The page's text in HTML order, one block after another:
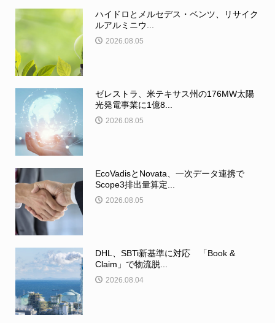
ハイドロとメルセデス・ベンツ、リサイク
ルアルミニウ...
2026.08.05
ゼレストラ、米テキサス州の176MW太陽
光発電事業に1億8...
2026.08.05
EcoVadisとNovata、一次データ連携で
Scope3排出量算定...
2026.08.05
DHL、SBTi新基準に対応 「Book &
Claim」で物流脱...
2026.08.04